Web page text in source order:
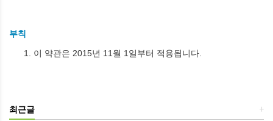
부칙
이 약관은 2015년 11월 1일부터 적용됩니다.
+
최근글